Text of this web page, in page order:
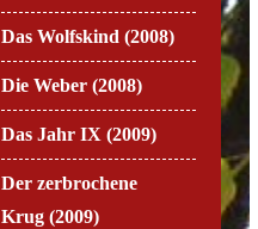
Das Wolfskind (2008)
Die Weber (2008)
Das Jahr IX (2009)
Der zerbrochene
Krug (2009)